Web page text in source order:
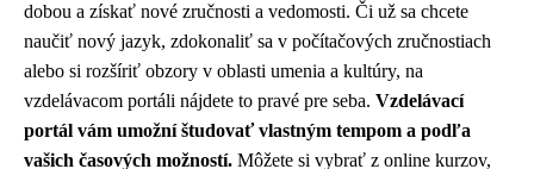
dobou a získať nové zručnosti a vedomosti. Či už sa chcete
naučiť nový jazyk, zdokonaliť sa v počítačových zručnostiach
alebo si rozšíriť obzory v oblasti umenia a kultúry, na
vzdelávacom portáli nájdete to pravé pre seba. Vzdelávací
portál vám umožní študovať vlastným tempom a podľa
vašich časových možností. Môžete si vybrať z online kurzov,